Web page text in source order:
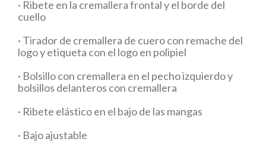
· Ribete en la cremallera frontal y el borde del
cuello
· Tirador de cremallera de cuero con remache del
logo y etiqueta con el logo en polipiel
· Bolsillo con cremallera en el pecho izquierdo y
bolsillos delanteros con cremallera
· Ribete elástico en el bajo de las mangas
· Bajo ajustable